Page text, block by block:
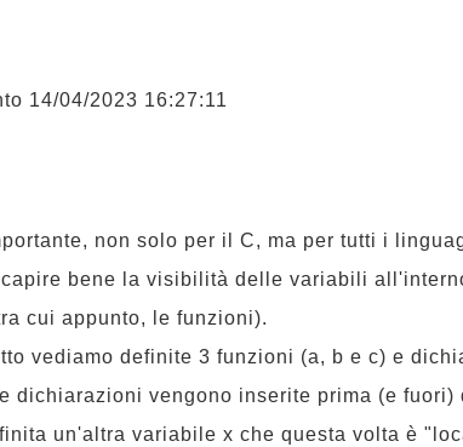
14/04/2023 16:27:11
non solo per il C, ma per tutti i
capire bene la visibilità delle variabili
cui appunto, le funzioni).
vediamo definite 3 funzioni (a, b e c) e
dichiarazioni vengono inserite prima (e fuori)
un'altra variabile x che questa volta è